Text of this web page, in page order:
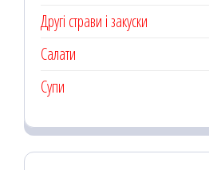
Другі страви і закуски
Салати
Супи